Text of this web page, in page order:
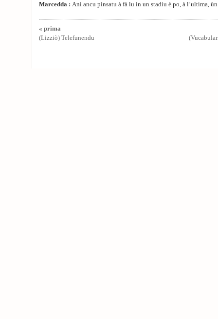
Marcedda : Ani ancu pinsatu à fà lu in un stadiu è po, à l’ultima,
« prima
(Lizziò) Telefunendu